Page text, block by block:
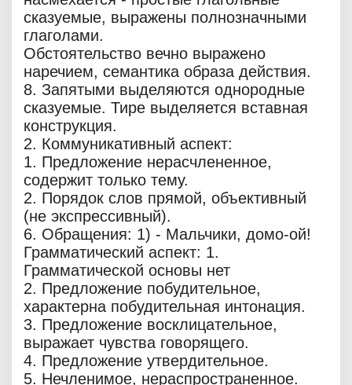
сказуемые, выражены полнозначными
глаголами.
Обстоятельство вечно выражено
наречием, семантика образа действия.
8. Запятыми выделяются однородные
сказуемые. Тире выделяется вставная
конструкция.
2. Коммуникативный аспект:
1. Предложение нерасчлененное,
содержит только тему.
2. Порядок слов прямой, объективный
(не экспрессивный).
6. Обращения: 1) - Мальчики, домо-ой!
Грамматический аспект: 1.
Грамматической основы нет
2. Предложение побудительное,
характерна побудительная интонация.
3. Предложение восклицательное,
выражает чувства говорящего.
4. Предложение утвердительное.
5. Нечленимое, нераспространенное.